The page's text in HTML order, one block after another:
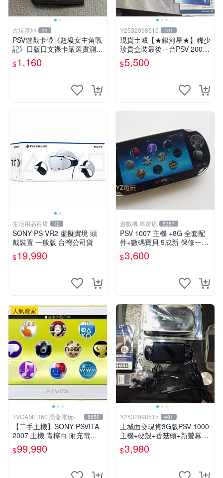
古玩基地 33
PSV遊戲卡帶《超級女主角戰
記》日版日文裸卡嚴選實測正
常索尼專用 超級女主角戰記
PSV 日版 裸卡
$1,160
Y2532098515 401
現貨土城【★銀河星★】稀少
珍貴盒裝最後一台PSV 2000
主機.PSV2000 品質保證日版
可轉換中文
$5,500
生活用品百貨 12
SONY PS VR2 虛擬實境 頭
戴裝置 一般版 台灣公司貨
$19,990
遊戲機 專賣店 5387
PSV 1007 主機 +8G 全套配
件+數碼寶貝 9成新 保修一年
品質有保障 psvita
$3,600
人氣賣家
TVGAME360 恐龍電玩-台
中店
8650
【二手主機】SONY PSVITA
2007 主機 青檸白 附充電器
USB傳輸線 PS VITA PSV 台
中恐龍電玩
$99,990
Y2532098515 401
土城面交現貨3G版PSV 1000
主機+硬殼+香菇頭+新螢幕玻
璃貼+初音掛繩+可改機版本8
成新 一年保修如照片所有的
$3,980